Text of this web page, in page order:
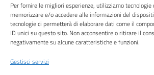
Per fornire le migliori esperienze, utilizziamo tecnologie
memorizzare e/o accedere alle informazioni del
tecnologie ci permetterà di elaborare dati come il
ID unici su questo sito. Non acconsentire o ritirare il
negativamente su alcune caratteristiche e funzioni.
Gestisci servizi
Attuazione Misure PNRR